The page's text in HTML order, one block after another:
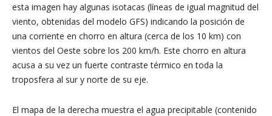
esta imagen hay algunas isotacas (líneas de igual magnitud del
viento, obtenidas del modelo GFS) indicando la posición de
una corriente en chorro en altura (cerca de los 10 km) con
vientos del Oeste sobre los 200 km/h. Este chorro en altura
acusa a su vez un fuerte contraste térmico en toda la
troposfera al sur y norte de su eje.
El mapa de la derecha muestra el agua precipitable (contenido